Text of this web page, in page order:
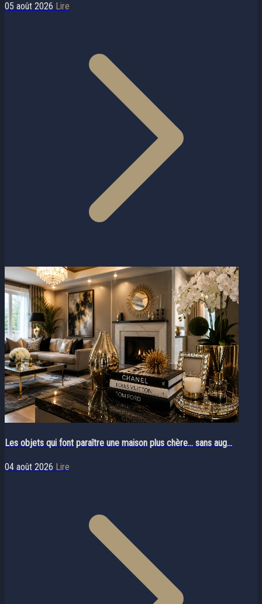
05 août 2026 Lire
Les objets qui font paraître une maison plus chère… sans aug...
04 août 2026 Lire